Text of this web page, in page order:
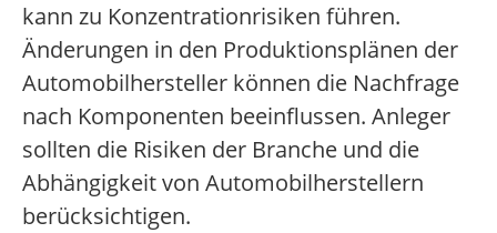
kann zu Konzentrationrisiken führen.
Änderungen in den Produktionsplänen der
Automobilhersteller können die Nachfrage
nach Komponenten beeinflussen. Anleger
sollten die Risiken der Branche und die
Abhängigkeit von Automobilherstellern
berücksichtigen.